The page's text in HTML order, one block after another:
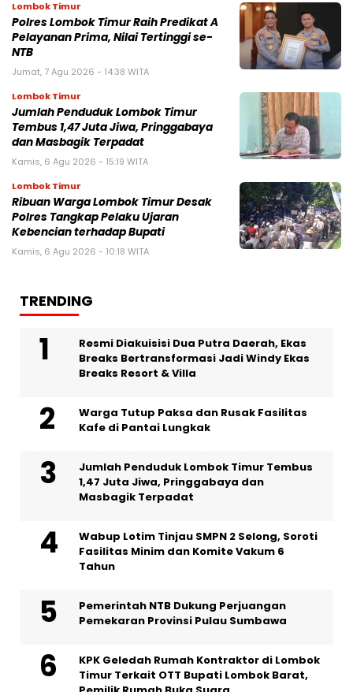
Lombok Timur
Polres Lombok Timur Raih Predikat A
Pelayanan Prima, Nilai Tertinggi se-
NTB
Jumat, 7 Agu 2026 - 14:38 WITA
Lombok Timur
Jumlah Penduduk Lombok Timur
Tembus 1,47 Juta Jiwa, Pringgabaya
dan Masbagik Terpadat
Kamis, 6 Agu 2026 - 15:19 WITA
Lombok Timur
Ribuan Warga Lombok Timur Desak
Polres Tangkap Pelaku Ujaran
Kebencian terhadap Bupati
Kamis, 6 Agu 2026 - 10:18 WITA
TRENDING
Resmi Diakuisisi Dua Putra Daerah, Ekas
Breaks Bertransformasi Jadi Windy Ekas
Breaks Resort & Villa
Warga Tutup Paksa dan Rusak Fasilitas
Kafe di Pantai Lungkak
Jumlah Penduduk Lombok Timur Tembus
1,47 Juta Jiwa, Pringgabaya dan
Masbagik Terpadat
Wabup Lotim Tinjau SMPN 2 Selong, Soroti
Fasilitas Minim dan Komite Vakum 6
Tahun
Pemerintah NTB Dukung Perjuangan
Pemekaran Provinsi Pulau Sumbawa
KPK Geledah Rumah Kontraktor di Lombok
Timur Terkait OTT Bupati Lombok Barat,